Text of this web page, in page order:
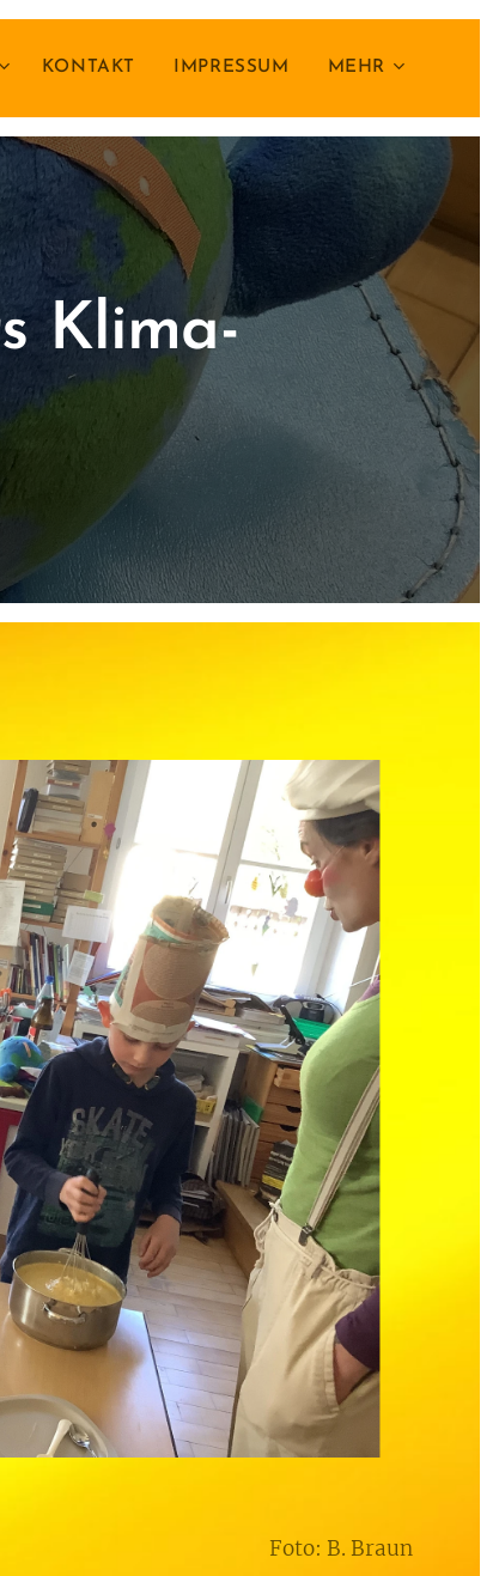
KONTAKT IMPRESSUM MEHR
Klima-
Foto: B. Braun